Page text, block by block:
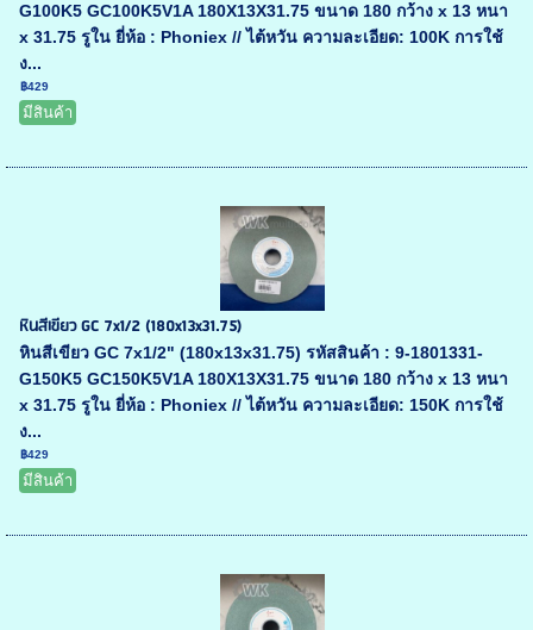
G100K5 GC100K5V1A 180X13X31.75 ขนาด 180 กว้าง x 13 หนา
x 31.75 รูใน ยี่ห้อ : Phoniex // ไต้หวัน ความละเอียด: 100K การใช้
ง...
฿429
มีสินค้า
หินสีเขียว GC 7x1/2 (180x13x31.75)
หินสีเขียว GC 7x1/2" (180x13x31.75) รหัสสินค้า : 9-1801331-
G150K5 GC150K5V1A 180X13X31.75 ขนาด 180 กว้าง x 13 หนา
x 31.75 รูใน ยี่ห้อ : Phoniex // ไต้หวัน ความละเอียด: 150K การใช้
ง...
฿429
มีสินค้า